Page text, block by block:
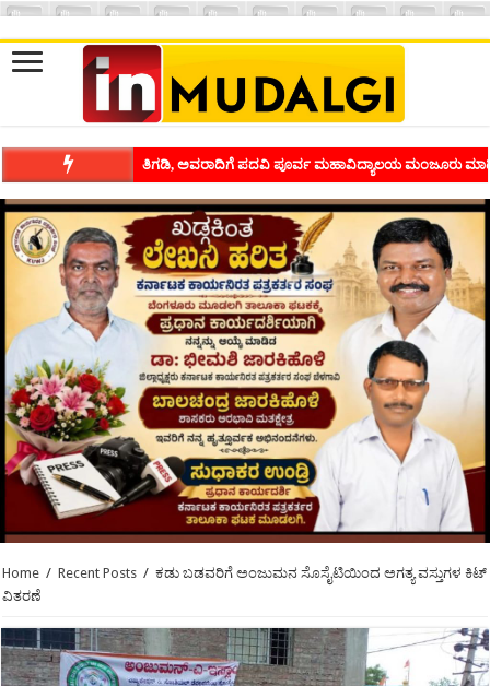
ಶಿವಾಪುರದಲ್ಲಿ ಕವಿಗೋಷ್ಠಿಯ ಸಂಭ್ರಮ ಭಾವನೆಗಳನ್ನು ಕಟ್ಟಿಕೊಡುವ
Home / Recent Posts / ಕಡು ಬಡವರಿಗೆ ಅಂಜುಮನ ಸೊಸೈಟಿಯಿಂದ ಅಗತ್ಯ ವಸ್ತುಗಳ ಕಿಟ್
ವಿತರಣೆ